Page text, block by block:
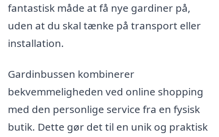
fantastisk måde at få nye gardiner på,
uden at du skal tænke på transport eller
installation.
Gardinbussen kombinerer
bekvemmeligheden ved online shopping
med den personlige service fra en fysisk
butik. Dette gør det til en unik og praktisk